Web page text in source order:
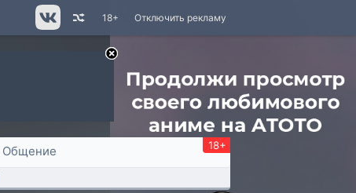
Отключить рекламу
18+
Общение 18+